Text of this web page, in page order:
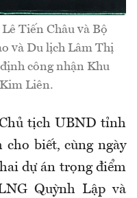
Tiến Châu và Bộ
và Du lịch Lâm Thị
công nhận Khu
Liên.
tịch UBND tỉnh
biết, cùng ngày
dự án trọng điểm
Quỳnh Lập và